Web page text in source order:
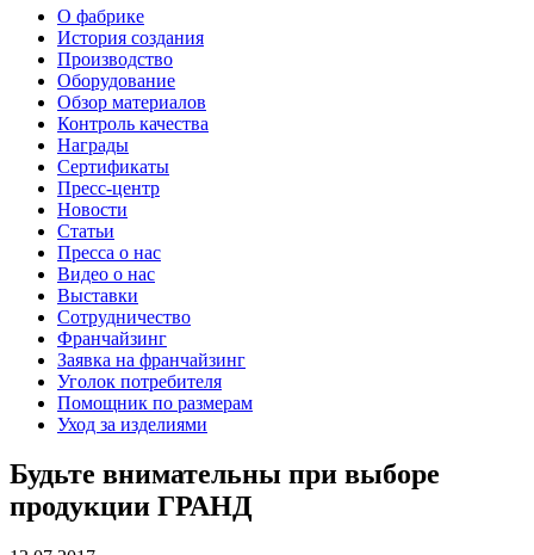
О фабрике
История создания
Производство
Оборудование
Обзор материалов
Контроль качества
Награды
Сертификаты
Пресс-центр
Новости
Статьи
Пресса о нас
Видео о нас
Выставки
Сотрудничество
Франчайзинг
Заявка на франчайзинг
Уголок потребителя
Помощник по размерам
Уход за изделиями
Будьте внимательны при выборе
продукции ГРАНД